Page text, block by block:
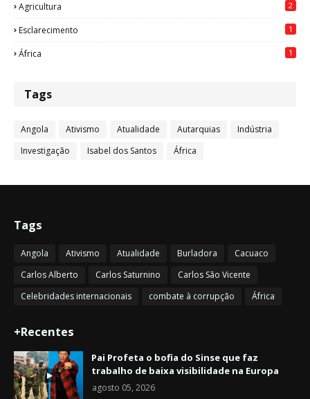
Agricultura 2
Esclarecimento 1
África 1
Tags
Angola Ativismo Atualidade Autarquias
Indústria
Investigação
Isabel dos Santos África
Tags
Angola Ativismo Atualidade Burladora
Cacuaco
Carlos Alberto
Carlos Saturnino
Carlos São Vicente
Celebridades internacionais
combate à corrupção África
+Recentes
Pai Profeta o bofia do Sinse que faz
trabalho de baixa visibilidade na Europa
agosto 05, 2026